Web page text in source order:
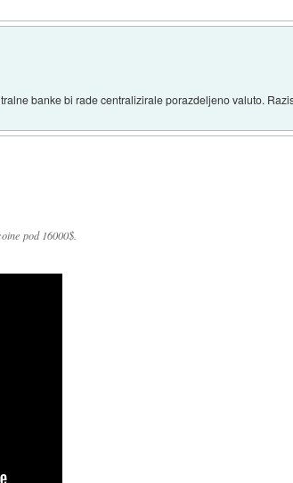
banke bi rade centralizirale porazdeljeno valuto.
pod 16000$.